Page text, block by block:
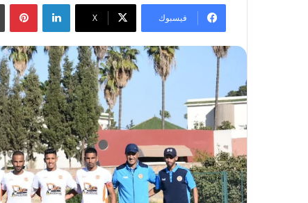
فيسبوك ‫X
لينكدإن بينتيريست